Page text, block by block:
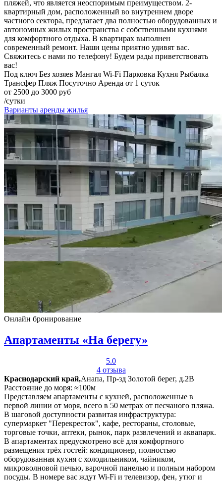
пляжей, что является неоспоримым преимуществом. 2-
квартирный дом, расположенный во внутреннем дворе
частного сектора, предлагает два полностью оборудованных и
автономных жилых пространства с собственными кухнями
для комфортного отдыха. В квартирах выполнен
современный ремонт. Наши цены приятно удивят вас.
Свяжитесь с нами по телефону! Будем рады приветствовать
вас!
Под ключ Без хозяев Мангал Wi-Fi Парковка Кухня Рыбалка
Трансфер Пляж Посуточно Аренда от 1 суток
от 2500 до 3000 руб
/сутки
Варианты аренды жилья
Онлайн бронирование
Апартаменты «На берегу»
5.0
4 отзыва
Краснодарский край,Анапа, Пр-зд Золотой берег, д.2В
Расстояние до моря: ≈100м
Представляем апартаменты с кухней, расположенные в
первой линии от моря, всего в 50 метрах от песчаного пляжа.
В шаговой доступности развитая инфраструктура:
супермаркет "Перекресток", кафе, рестораны, столовые,
торговые точки, аптеки, рынок, парк развлечений и аквапарк.
В апартаментах предусмотрено всё для комфортного
размещения трёх гостей: кондиционер, полностью
оборудованная кухня с холодильником, чайником,
микроволновой печью, варочной панелью и полным набором
посуды. В номере вас ждут Wi-Fi и телевизор, фен, утюг и